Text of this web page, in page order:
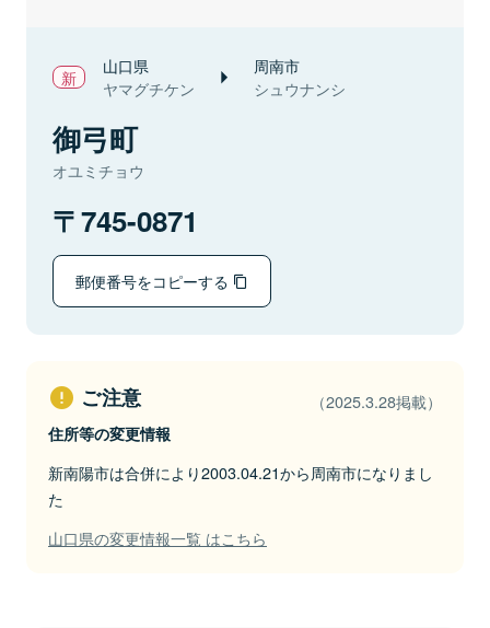
山口県
ヤマグチケン
周南市
シュウナンシ
御弓町
オユミチョウ
745-0871
郵便番号をコピーする
ご注意 （2025.3.28掲載）
住所等の変更情報
新南陽市は合併により2003.04.21から周南市になりまし
た
山口県の変更情報一覧 はこちら